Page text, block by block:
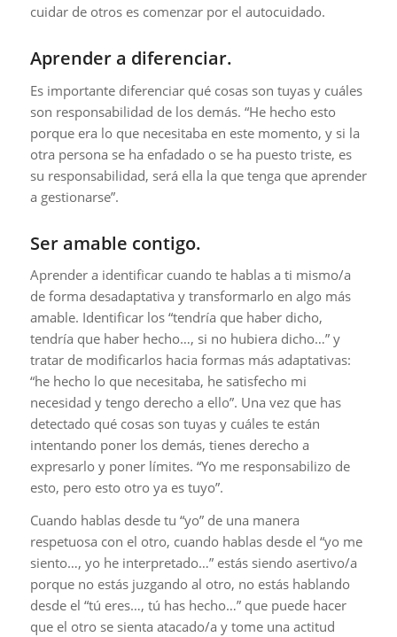
cuidar de otros es comenzar por el autocuidado.
Aprender a diferenciar.
Es importante diferenciar qué cosas son tuyas y cuáles
son responsabilidad de los demás. “He hecho esto
porque era lo que necesitaba en este momento, y si la
otra persona se ha enfadado o se ha puesto triste, es
su responsabilidad, será ella la que tenga que aprender
a gestionarse”.
Ser amable contigo.
Aprender a identificar cuando te hablas a ti mismo/a
de forma desadaptativa y transformarlo en algo más
amable. Identificar los “tendría que haber dicho,
tendría que haber hecho…, si no hubiera dicho…” y
tratar de modificarlos hacia formas más adaptativas:
“he hecho lo que necesitaba, he satisfecho mi
necesidad y tengo derecho a ello”. Una vez que has
detectado qué cosas son tuyas y cuáles te están
intentando poner los demás, tienes derecho a
expresarlo y poner límites. “Yo me responsabilizo de
esto, pero esto otro ya es tuyo”.
Cuando hablas desde tu “yo” de una manera
respetuosa con el otro, cuando hablas desde el “yo me
siento…, yo he interpretado…” estás siendo asertivo/a
porque no estás juzgando al otro, no estás hablando
desde el “tú eres…, tú has hecho…” que puede hacer
que el otro se sienta atacado/a y tome una actitud